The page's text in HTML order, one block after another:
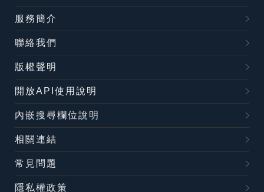
服務簡介
聯絡我們
版權聲明
開放API使用說明
內嵌搜尋欄位說明
相關連結
常見問題
隱私權政策